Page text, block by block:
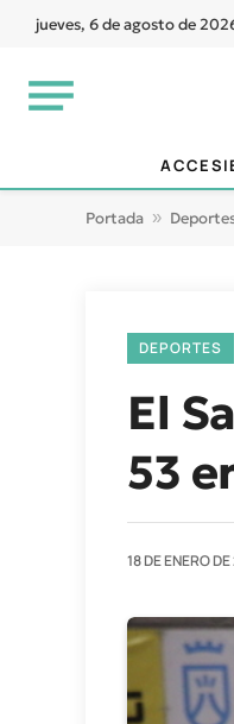
jueves, 6 de agosto de
Portada »
DEPORTES
El
53
18 DE ENERO